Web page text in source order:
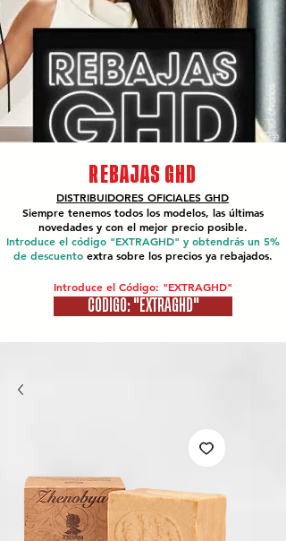
REBAJAS GHD
DISTRIBUIDORES OFICIALES GHD
Siempre tenemos todos los modelos, las últimas
novedades y con el mejor precio posible.
Introduce el código "EXTRAGHD" y obtendrás un 5%
de descuento extra sobre los precios ya rebajados.
Introduce el Código: "EXTRAGHD"
CÓDIGO: "EXTRAGHD"